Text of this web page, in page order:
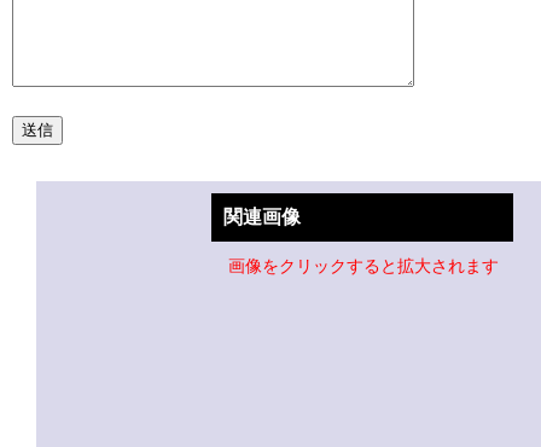
関連画像
画像をクリックすると拡大されます